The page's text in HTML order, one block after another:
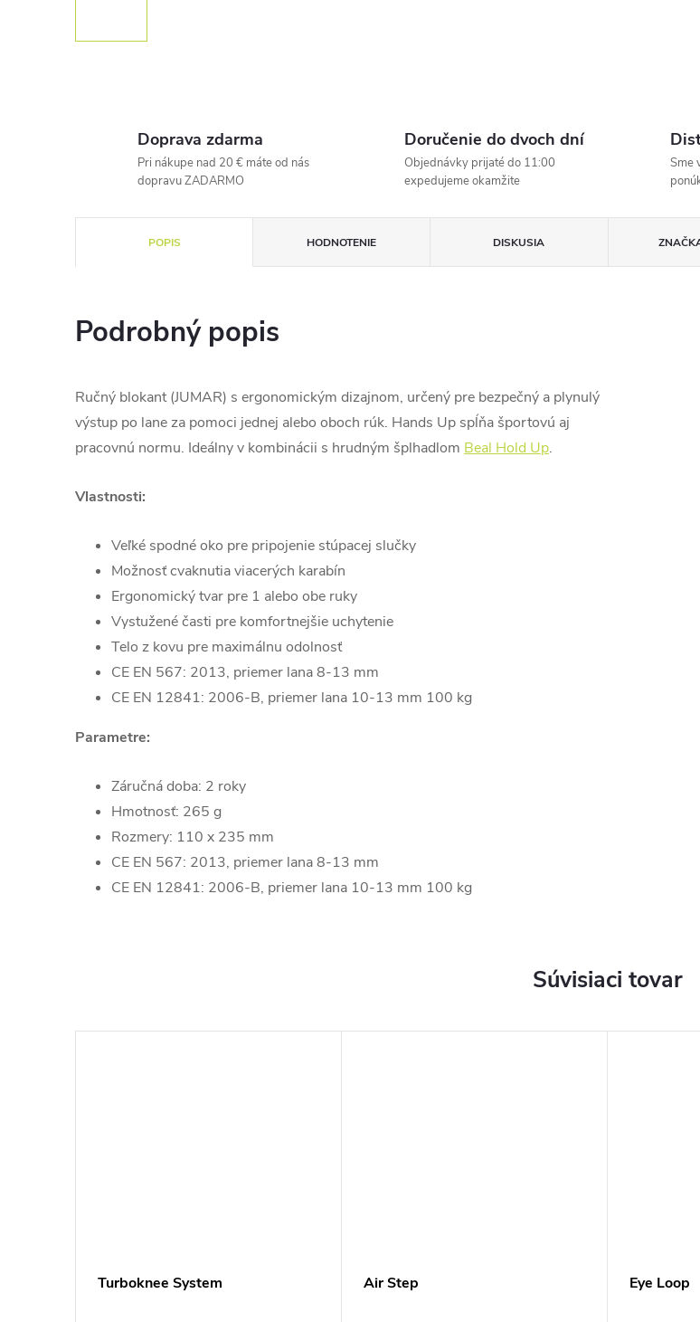
Doprava zdarma
Pri nákupe nad 20 € máte od nás
dopravu ZADARMO
Doručenie do dvoch dní
Objednávky prijaté do 11:00
expedujeme okamžite
Sme
POPIS HODNOTENIE DISKUSIA
Podrobný popis
Ručný blokant (JUMAR) s ergonomickým dizajnom, určený pre bezpečný a plynulý
výstup po lane za pomoci jednej alebo oboch rúk. Hands Up spĺňa športovú aj
pracovnú normu. Ideálny v kombinácii s hrudným šplhadlom Beal Hold Up.
Vlastnosti:
Veľké spodné oko pre pripojenie stúpacej slučky
Možnosť cvaknutia viacerých karabín
Ergonomický tvar pre 1 alebo obe ruky
Vystužené časti pre komfortnejšie uchytenie
Telo z kovu pre maximálnu odolnosť
CE EN 567: 2013, priemer lana 8-13 mm
CE EN 12841: 2006-B, priemer lana 10-13 mm 100 kg
Parametre:
Záručná doba: 2 roky
Hmotnosť: 265 g
Rozmery: 110 x 235 mm
CE EN 567: 2013, priemer lana 8-13 mm
CE EN 12841: 2006-B, priemer lana 10-13 mm 100 kg
Súvisiaci tovar
Turboknee System Air Step Eye Loop